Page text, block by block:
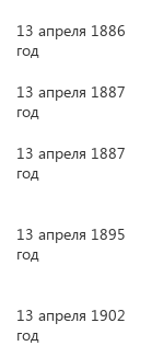
13 апреля 1886
год
13 апреля 1887
год
13 апреля 1887
год
13 апреля 1895
год
13 апреля 1902
год